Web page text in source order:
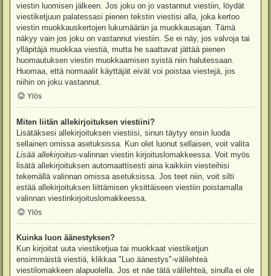
viestin luomisen jälkeen. Jos joku on jo vastannut viestiin, löydät
viestiketjuun palatessasi pienen tekstin viestisi alla, joka kertoo
viestin muokkauskertojen lukumäärän ja muokkausajan. Tämä
näkyy vain jos joku on vastannut viestiin. Se ei näy, jos valvoja tai
ylläpitäjä muokkaa viestiä, mutta he saattavat jättää pienen
huomautuksen viestin muokkaamisen syistä niin halutessaan.
Huomaa, että normaalit käyttäjät eivät voi poistaa viestejä, jos
niihin on joku vastannut.
Ylös
Miten liitän allekirjoituksen viestiini?
Lisätäksesi allekirjoituksen viestiisi, sinun täytyy ensin luoda
sellainen omissa asetuksissa. Kun olet luonut sellaisen, voit valita
Lisää allekirjoitus-valinnan viestin kirjoituslomakkeessa. Voit myös
lisätä allekirjoituksen automaattisesti aina kaikkiin viesteihisi
tekemällä valinnan omissa asetuksissa. Jos teet niin, voit silti
estää allekirjoituksen liittämisen yksittäiseen viestiin poistamalla
valinnan viestinkirjoituslomakkeessa.
Ylös
Kuinka luon äänestyksen?
Kun kirjoitat uuta viestiketjua tai muokkaat viestiketjun
ensimmäistä viestiä, klikkaa "Luo äänestys"-välilehteä
viestilomakkeen alapuolella. Jos et näe tätä välilehteä, sinulla ei ole